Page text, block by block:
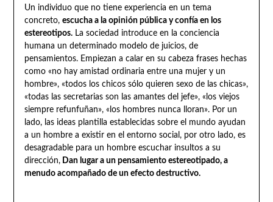
Un individuo que no tiene experiencia en un tema
concreto, escucha a la opinión pública y confía en los
estereotipos.La sociedad introduce en la conciencia
humana un determinado modelo de juicios, de
pensamientos. Empiezan a calar en su cabeza frases hechas
como «no hay amistad ordinaria entre una mujer y un
hombre», «todos los chicos sólo quieren sexo de las chicas»,
«todas las secretarias son las amantes del jefe», «los viejos
siempre refunfuñan», «los hombres nunca lloran». Por un
lado, las ideas plantilla establecidas sobre el mundo ayudan
a un hombre a existir en el entorno social, por otro lado, es
desagradable para un hombre escuchar insultos a su
dirección,Dan lugar a un pensamiento estereotipado, a
menudo acompañado de un efecto destructivo.